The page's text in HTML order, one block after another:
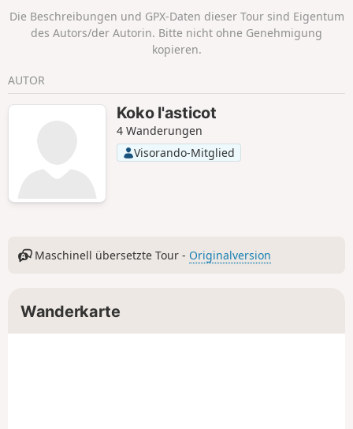
Fahrzeuge in die Shuttle-Züge vor dem Lötschberg-
Eisenbahntunnel verladen werden.
Die Beschreibungen und GPX-Daten dieser Tour sind Eigentum
des Autors/der Autorin. Bitte nicht ohne Genehmigung
kopieren.
AUTOR
Koko l'asticot
4 Wanderungen
Visorando-Mitglied
Maschinell übersetzte Tour - Originalversion
Wanderkarte